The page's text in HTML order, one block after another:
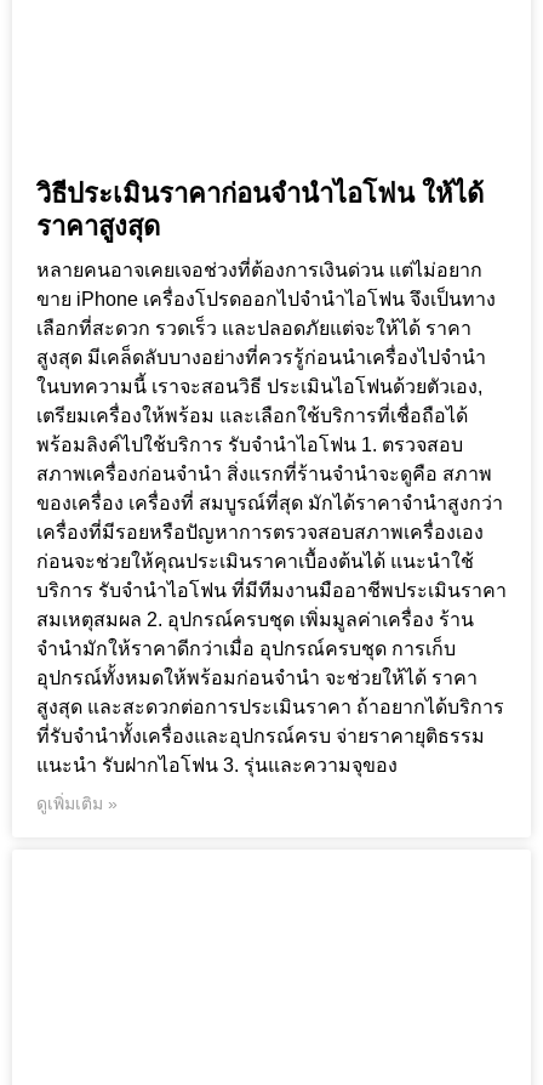
วิธีประเมินราคาก่อนจำนำไอโฟน ให้ได้
ราคาสูงสุด
หลายคนอาจเคยเจอช่วงที่ต้องการเงินด่วน แต่ไม่อยาก
ขาย iPhone เครื่องโปรดออกไปจำนำไอโฟน จึงเป็นทาง
เลือกที่สะดวก รวดเร็ว และปลอดภัยแต่จะให้ได้ ราคา
สูงสุด มีเคล็ดลับบางอย่างที่ควรรู้ก่อนนำเครื่องไปจำนำ
ในบทความนี้ เราจะสอนวิธี ประเมินไอโฟนด้วยตัวเอง,
เตรียมเครื่องให้พร้อม และเลือกใช้บริการที่เชื่อถือได้
พร้อมลิงค์ไปใช้บริการ รับจำนำไอโฟน 1. ตรวจสอบ
สภาพเครื่องก่อนจำนำ สิ่งแรกที่ร้านจำนำจะดูคือ สภาพ
ของเครื่อง เครื่องที่ สมบูรณ์ที่สุด มักได้ราคาจำนำสูงกว่า
เครื่องที่มีรอยหรือปัญหาการตรวจสอบสภาพเครื่องเอง
ก่อนจะช่วยให้คุณประเมินราคาเบื้องต้นได้ แนะนำใช้
บริการ รับจำนำไอโฟน ที่มีทีมงานมืออาชีพประเมินราคา
สมเหตุสมผล 2. อุปกรณ์ครบชุด เพิ่มมูลค่าเครื่อง ร้าน
จำนำมักให้ราคาดีกว่าเมื่อ อุปกรณ์ครบชุด การเก็บ
อุปกรณ์ทั้งหมดให้พร้อมก่อนจำนำ จะช่วยให้ได้ ราคา
สูงสุด และสะดวกต่อการประเมินราคา ถ้าอยากได้บริการ
ที่รับจำนำทั้งเครื่องและอุปกรณ์ครบ จ่ายราคายุติธรรม
แนะนำ รับฝากไอโฟน 3. รุ่นและความจุของ
ดูเพิ่มเติม »